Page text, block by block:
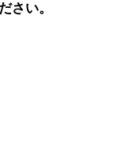
さい。